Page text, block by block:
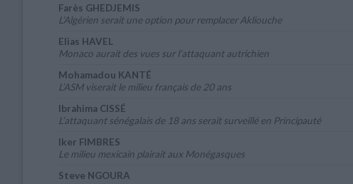
Farès GHEDJEMIS
L’Algérien serait une option pour remplacer Akliouche
Elias HAVEL
Monaco aurait des vues sur l’attaquant autrichien
Mohamadou KANTÉ
L’ASM viserait le milieu français de 20 ans
Ibrahima CISSÉ
L’attaquant sénégalais de 18 ans serait surveillé en Principauté
Iker FIMBRES
Le milieu mexicain plairait aux Monégasques
Steve NGOURA